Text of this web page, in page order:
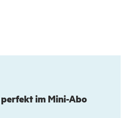
perfekt im Mini-Abo